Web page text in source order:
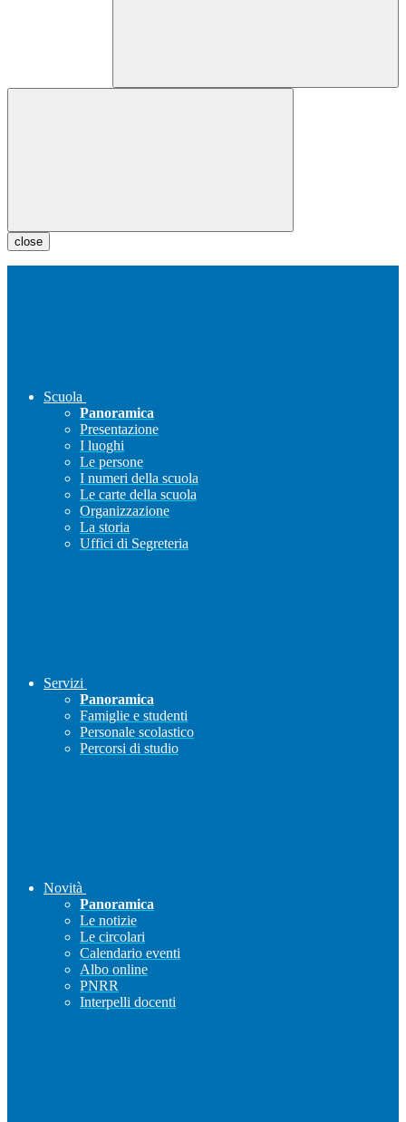
close
Scuola
Panoramica
Presentazione
I luoghi
Le persone
I numeri della scuola
Le carte della scuola
Organizzazione
La storia
Uffici di Segreteria
Servizi
Panoramica
Famiglie e studenti
Personale scolastico
Percorsi di studio
Novità
Panoramica
Le notizie
Le circolari
Calendario eventi
Albo online
PNRR
Interpelli docenti